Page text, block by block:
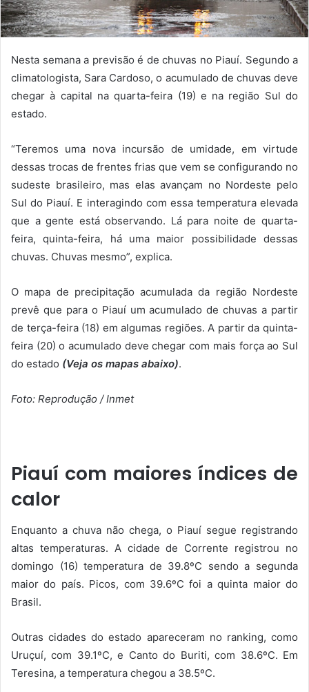
Nesta semana a previsão é de chuvas no Piauí. Segundo a
climatologista, Sara Cardoso, o acumulado de chuvas deve
chegar à capital na quarta-feira (19) e na região Sul do
estado.
“Teremos uma nova incursão de umidade, em virtude
dessas trocas de frentes frias que vem se configurando no
sudeste brasileiro, mas elas avançam no Nordeste pelo
Sul do Piauí. E interagindo com essa temperatura elevada
que a gente está observando. Lá para noite de quarta-
feira, quinta-feira, há uma maior possibilidade dessas
chuvas. Chuvas mesmo”, explica.
O mapa de precipitação acumulada da região Nordeste
prevê que para o Piauí um acumulado de chuvas a partir
de terça-feira (18) em algumas regiões. A partir da quinta-
feira (20) o acumulado deve chegar com mais força ao Sul
do estado (Veja os mapas abaixo).
Foto: Reprodução / Inmet
Piauí com maiores índices de
calor
Enquanto a chuva não chega, o Piauí segue registrando
altas temperaturas. A cidade de Corrente registrou no
domingo (16) temperatura de 39.8ºC sendo a segunda
maior do país. Picos, com 39.6ºC foi a quinta maior do
Brasil.
Outras cidades do estado apareceram no ranking, como
Uruçuí, com 39.1ºC, e Canto do Buriti, com 38.6ºC. Em
Teresina, a temperatura chegou a 38.5ºC.